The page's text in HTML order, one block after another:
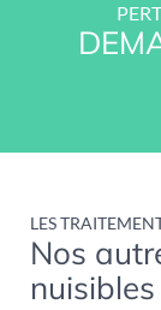
LES
Nos
nuisibles